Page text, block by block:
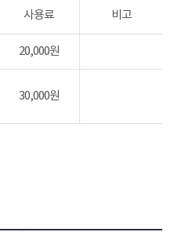
사용료 비고
20,000원
30,000원